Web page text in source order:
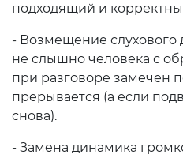
подходящий и
- Возмещение слухового
не слышно человека с
при разговоре замечен
прерывается (а если
снова).
- Замена динамика